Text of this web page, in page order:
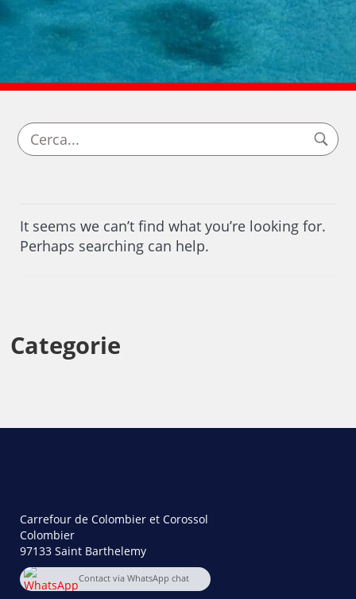
It seems we can’t find what you’re looking for.
Perhaps searching can help.
Categorie
Carrefour de Colombier et Corossol
Colombier
97133 Saint Barthelemy
Contact via WhatsApp chat